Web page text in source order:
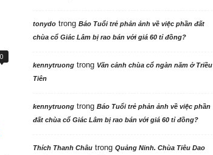
0
tonydotrong Báo Tuổi trẻ phản ảnh về việc phần đất
chùa cổ Giác Lâm bị rao bán với giá 60 tỉ đồng?
kennytruongtrong Vãn cảnh chùa cổ ngàn năm ở Triều
Tiên
kennytruongtrong Báo Tuổi trẻ phản ảnh về việc phần
đất chùa cổ Giác Lâm bị rao bán với giá 60 tỉ đồng?
Thích Thanh Châutrong Quảng Ninh. Chùa Tiêu Dao